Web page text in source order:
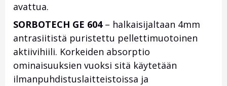
avattua.
SORBOTECH GE 604– halkaisijaltaan 4mm
antrasiitistä puristettu pellettimuotoinen
aktiivihiili. Korkeiden absorptio
ominaisuuksien vuoksi sitä käytetään
ilmanpuhdistuslaitteistoissa ja